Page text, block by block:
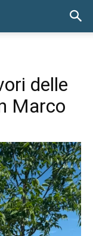
delle
Marco